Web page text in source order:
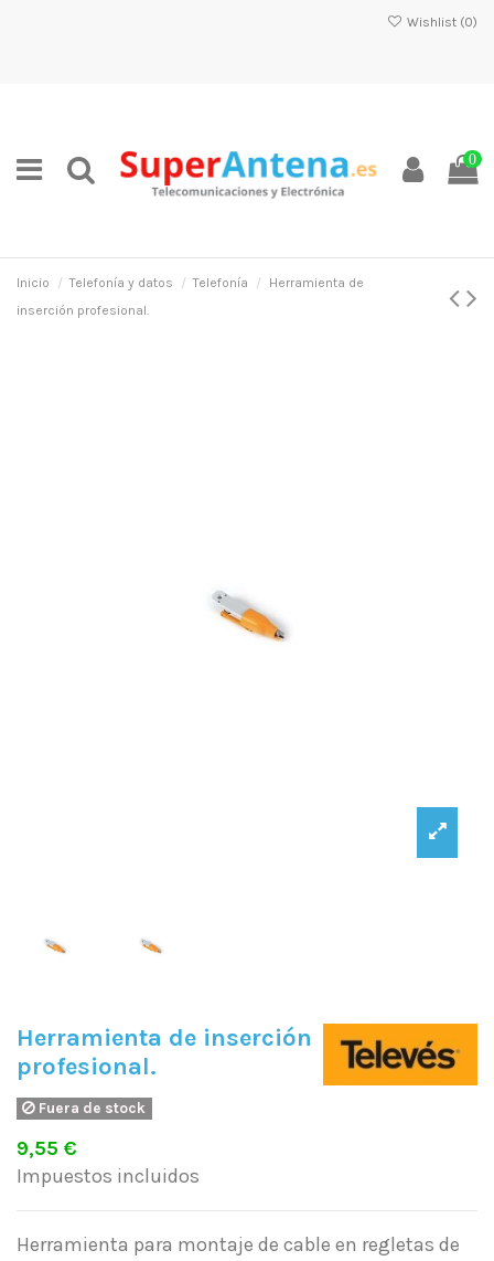
Wishlist (0)
0
Inicio Telefonía y datos Telefonía
Herramienta de
inserción profesional.
Herramienta de inserción
profesional.
Fuera de stock
9,55 €
Impuestos incluidos
Herramienta para montaje de cable en regletas de